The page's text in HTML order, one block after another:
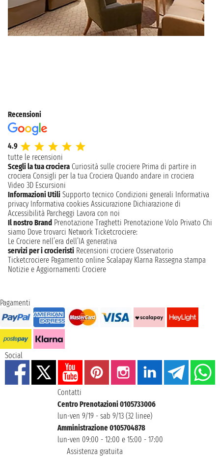
Recensioni
4.9
tutte le recensioni
Scegli la tua crociera Curiosità sulle crociere Prima di partire in
crociera Consigli per la tua Crociera Quando andare in crociera
Video 3D Escursioni
Informazioni Utili Supporto tecnico Condizioni generali Informativa
privacy Informativa cookies Assicurazione Dichiarazione di
Accessibilità Parcheggi Lavora con noi
Il nostro Brand Prenotazione Traghetti Prenotazione Volo Privato Chi
siamo Dove trovarci Network Ticketcrociere:
Le Crociere nell’era dell’IA generativa
servizi per i crocieristi Recensioni crociere Osservatorio
Ticketcrociere Pagamento online Scalapay Klarna Rassegna stampa
Notizie e Aggiornamenti Crociere
Pagamenti
Social
Contatti
Centro Prenotazioni 0105733006
lun-ven 9/19 - sab 9/13 (32 linee)
Amministrazione 0105704878
lun-ven 09:00 - 12:00 e 15:00 - 17:00
Assistenza gratuita